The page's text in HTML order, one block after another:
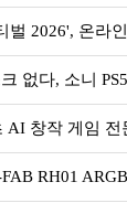
벌 2026', 온라
없다, 소니
AI 창작 게임 전
RH01